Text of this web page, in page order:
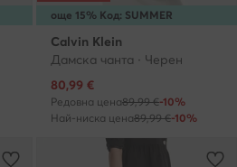
още 15% Код: SUMMER
Calvin Klein
Дамска чанта · Черен
Актуална цена
80,99 €
Редовна цена89,99 €-10%
Най-ниска цена89,99 €-10%